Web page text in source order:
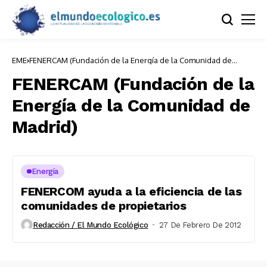
EME FENERCAM (Fundación de la Energía de la Comunidad de
FENERCAM (Fundación de la
Energía de la Comunidad de
Madrid)
Energía
FENERCOM ayuda a la eficiencia de las
comunidades de propietarios
Redacción / El Mundo Ecológico 27 De Febrero De 2012